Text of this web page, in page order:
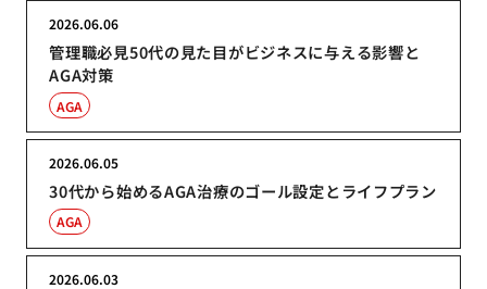
管理職必見50代の見た目がビジネスに与える影響と
AGA対策
2026.06.06
AGA
30代から始めるAGA治療のゴール設定とライフプラン
2026.06.05
AGA
2026.06.03